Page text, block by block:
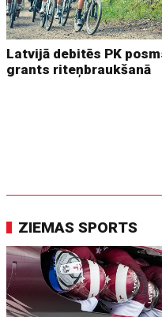
Latvijā debitēs PK
grants riteņbraukšanā
ZIEMAS SPORTS